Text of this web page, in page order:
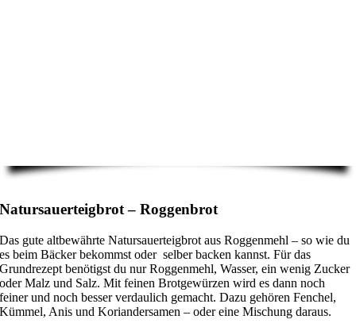
Natursauerteigbrot – Roggenbrot
Das gute altbewährte Natursauerteigbrot aus Roggenmehl – so wie du
es beim Bäcker bekommst oder selber backen kannst. Für das
Grundrezept benötigst du nur Roggenmehl, Wasser, ein wenig Zucker
oder Malz und Salz. Mit feinen Brotgewürzen wird es dann noch
feiner und noch besser verdaulich gemacht. Dazu gehören Fenchel,
Kümmel, Anis und Koriandersamen – oder eine Mischung daraus.